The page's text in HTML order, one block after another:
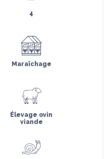
4
Maraîchage
Élevage ovin
viande